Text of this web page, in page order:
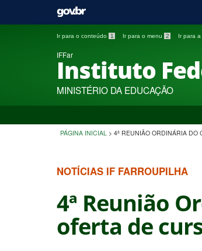
Ir para o conteúdo 1 Ir para o menu 2 Ir para a
IFFar
Instituto
MINISTÉRIO DA EDUCAÇÃO
PÁGINA INICIAL > 4ª REUNIÃO ORDINÁRIA DO
NOTÍCIAS IF FARROUPILHA
4ª Reunião
oferta de